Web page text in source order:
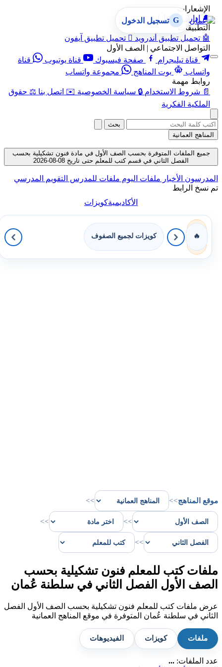
الإشعارات
🔔 إدارة الإشعارات
التطبيقات
🤖 تحميل تطبيق أندرويد  تحميل تطبيق آيفون
التواصل الاجتماعي | الصف الأول
قناة تيليجرام
صفحة فيسبوك قناة يوتيوب
قناة
واتساب
بوت المناهج
مجموعة واتساب
روابط مهمة
📄 شروط الاستخدام 🔒 سياسة الخصوصية ✉️ اتصل بنا ⚖️ حقوق
الملكية الفكرية
G تسجيل الدخول
بحث
المناهج العمانية
جميع الملفات المتوفرة بحسب الصف الأول في مادة فنون تشكيلية بحسب
الفصل الثاني في قسم كتب للمعلم حتى تاريخ 08-08-2026
المدرسون الأخبار ملفات اليوم ملفات للمدرس التقويم المدرسي
تم نسخ الرابط
الأكاديميةكويزات
🔥 كويزات لجميع الصفوف
موقع المناهج>>
>>
>>
>>
>>
ملفات كتب للمعلم فنون تشكيلية بحسب
الصف الأول الفصل الثاني في سلطنة عُمان
عرض ملفات كتب للمعلم فنون تشكيلية بحسب الصف الأول الفصل
الثاني في سلطنة عُمان المتوفرة في موقع المناهج العمانية
ملفات كويزات الفيديوهات
عدد الملفات: ...